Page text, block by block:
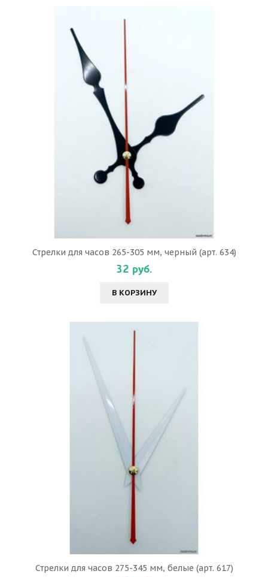
Стрелки для часов 265-305 мм, черный (арт. 634)
32 руб.
В КОРЗИНУ
Стрелки для часов 275-345 мм, белые (арт. 617)